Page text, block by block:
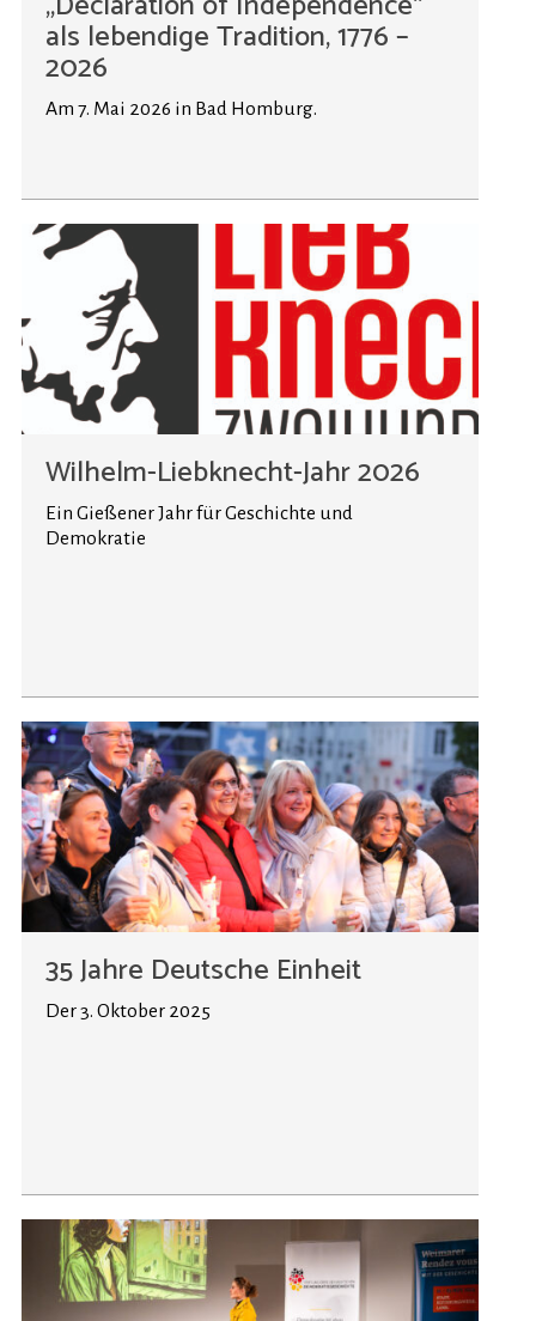
als lebendige Tradition, 1776 –
2026
Am 7. Mai 2026 in Bad Homburg.
Wilhelm-Liebknecht-Jahr 2026
Ein Gießener Jahr für Geschichte und
Demokratie
35 Jahre Deutsche Einheit
Der 3. Oktober 2025